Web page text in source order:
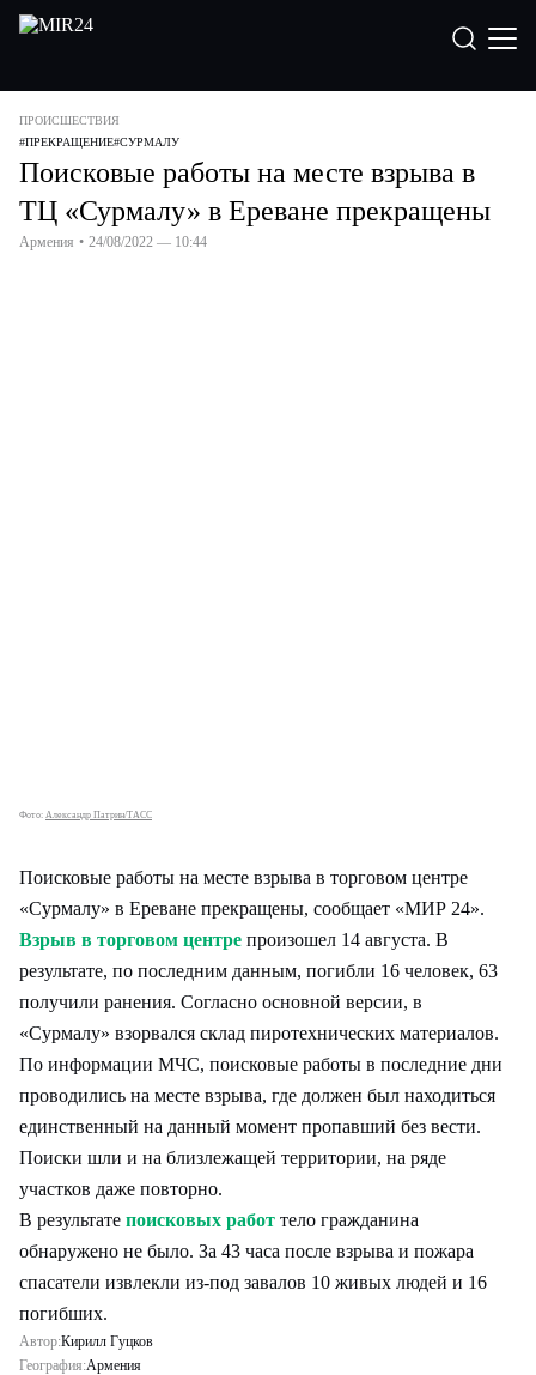
ПРОИСШЕСТВИЯ
#ПРЕКРАЩЕНИЕ#СУРМАЛУ
Поисковые работы на месте взрыва в
ТЦ «Сурмалу» в Ереване прекращены
Армения • 24/08/2022 — 10:44
Фото: Александр Патрин/ТАСС
Поисковые работы на месте взрыва в торговом центре
«Сурмалу» в Ереване прекращены, сообщает «МИР 24».
Взрыв в торговом центре произошел 14 августа. В
результате, по последним данным, погибли 16 человек, 63
получили ранения. Согласно основной версии, в
«Сурмалу» взорвался склад пиротехнических материалов.
По информации МЧС, поисковые работы в последние дни
проводились на месте взрыва, где должен был находиться
единственный на данный момент пропавший без вести.
Поиски шли и на близлежащей территории, на ряде
участков даже повторно.
В результате поисковых работ тело гражданина
обнаружено не было. За 43 часа после взрыва и пожара
спасатели извлекли из-под завалов 10 живых людей и 16
погибших.
Автор:Кирилл Гуцков
География:Армения